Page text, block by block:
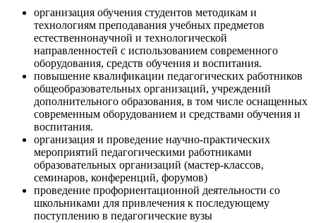
организация обучения студентов методикам и
технологиям преподавания учебных предметов
естественнонаучной и технологической
направленностей с использованием современного
оборудования, средств обучения и воспитания.
повышение квалификации педагогических работников
общеобразовательных организаций, учреждений
дополнительного образования, в том числе оснащенных
современным оборудованием и средствами обучения и
воспитания.
организация и проведение научно-практических
мероприятий педагогическими работниками
образовательных организаций (мастер-классов,
семинаров, конференций, форумов)
проведение профориентационной деятельности со
школьниками для привлечения к последующему
поступлению в педагогические вузы